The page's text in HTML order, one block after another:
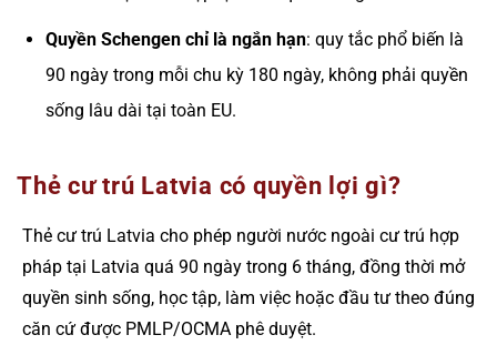
Quyền Schengen chỉ là ngắn hạn: quy tắc phổ biến là
90 ngày trong mỗi chu kỳ 180 ngày, không phải quyền
sống lâu dài tại toàn EU.
Thẻ cư trú Latvia có quyền lợi gì?
Thẻ cư trú Latvia cho phép người nước ngoài cư trú hợp
pháp tại Latvia quá 90 ngày trong 6 tháng, đồng thời mở
quyền sinh sống, học tập, làm việc hoặc đầu tư theo đúng
căn cứ được PMLP/OCMA phê duyệt.